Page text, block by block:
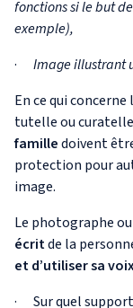
fonctions si le but
exemple),
· Image illustrant
En ce qui
tutelle ou
familledoivent
protection pour
image.
Le photographe
écritde la
et d’utiliser sa
· Sur quel support